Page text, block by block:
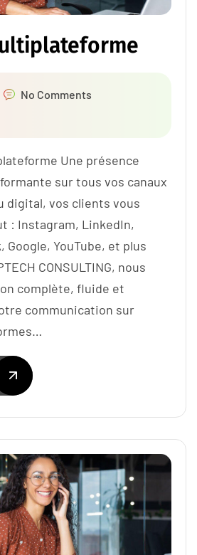
No Comments
Une présence
sur tous vos canaux
digital, vos clients vous
: Instagram, LinkedIn,
Google, YouTube, et plus
CONSULTING, nous
complète, fluide et
communication sur